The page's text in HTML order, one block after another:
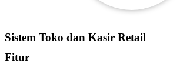
Sistem Toko dan Kasir Retail
Fitur